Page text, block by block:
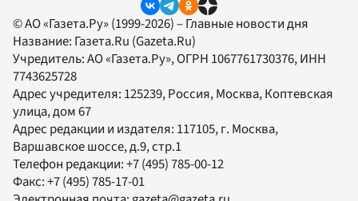
© АО «Газета.Ру» (1999-2026) – Главные новости дня
Название: Газета.Ru (Gazeta.Ru)
Учредитель:АО «Газета.Ру», ОГРН 1067761730376, ИНН
7743625728
Адрес учредителя: 125239, Россия, Москва, Коптевская
улица, дом 67
Адрес редакции и издателя: 117105, г. Москва,
Варшавское шоссе, д.9, стр.1
Телефон редакции:+7 (495) 785-00-12
Факс:+7 (495) 785-17-01